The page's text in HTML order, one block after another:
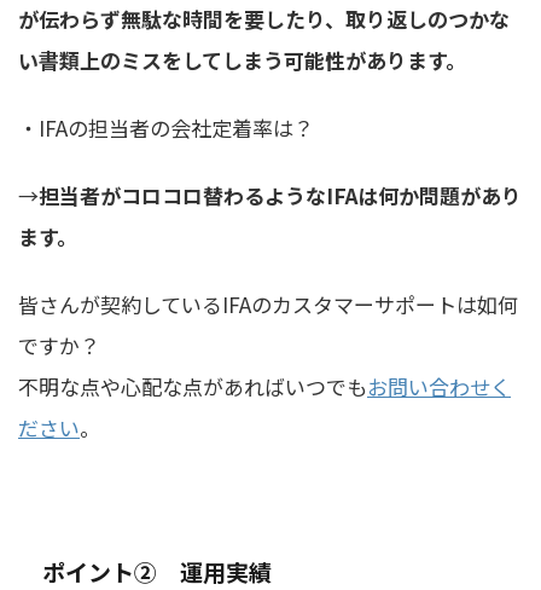
が伝わらず無駄な時間を要したり、取り返しのつかな
い書類上のミスをしてしまう可能性があります。
・IFAの担当者の会社定着率は？
→担当者がコロコロ替わるようなIFAは何か問題があり
ます。
皆さんが契約しているIFAのカスタマーサポートは如何
ですか？
不明な点や心配な点があればいつでもお問い合わせく
ださい。
ポイント② 運用実績